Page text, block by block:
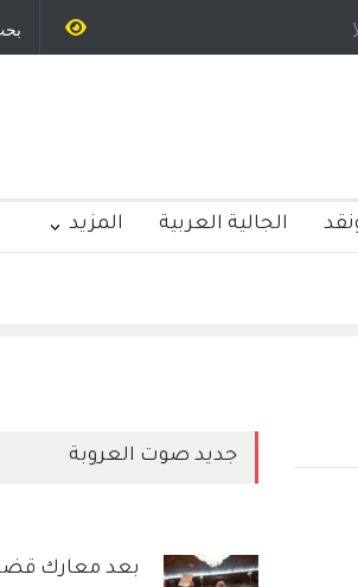
ومسلسل الخداع المستمر - قلم : راسم عبيدات
الجالية العربية المزيد
جديد صوت العروبة
بعد معارك